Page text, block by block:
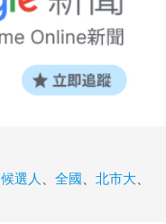
候選人 全國 北市大